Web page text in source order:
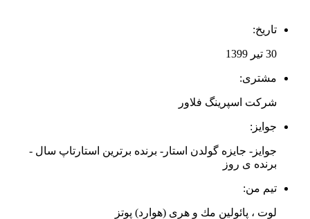
تاریخ:
30 تیر 1399
مشتری:
شرکت اسپرینگ فلاور
جوایز:
جوایز- جایزه گولدن استار- برنده برترین استارتاپ سال -
برنده ی روز
تیم من:
لوت ، پائولین مك و هری (هوارد) پوتز